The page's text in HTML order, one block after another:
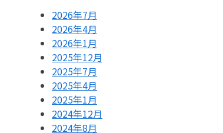
2026年7月
2026年4月
2026年1月
2025年12月
2025年7月
2025年4月
2025年1月
2024年12月
2024年8月